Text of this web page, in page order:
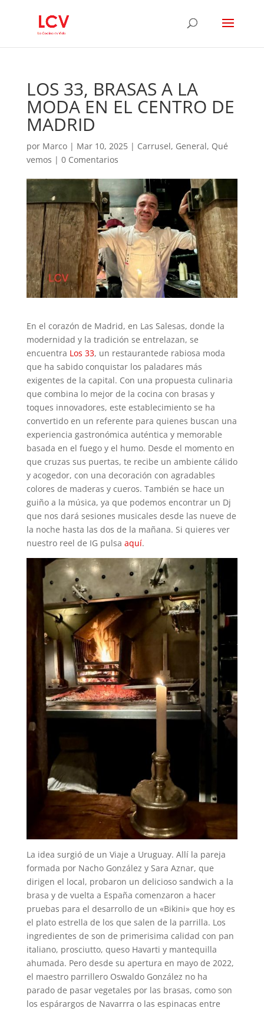
LOS 33, BRASAS A LA
MODA EN EL CENTRO DE
MADRID
por Marco| Mar 10, 2025| Carrusel, General, Qué
vemos | 0 Comentarios
En el corazón de Madrid, en Las Salesas, donde la
modernidad y la tradición se entrelazan, se
encuentra Los 33, un restaurantede rabiosa moda
que ha sabido conquistar los paladares más
exigentes de la capital. Con una propuesta culinaria
que combina lo mejor de la cocina con brasas y
toques innovadores, este establecimiento se ha
convertido en un referente para quienes buscan una
experiencia gastronómica auténtica y memorable
basada en el fuego y el humo. Desde el momento en
que cruzas sus puertas, te recibe un ambiente cálido
y acogedor, con una decoración con agradables
colores de maderas y cueros. También se hace un
guiño a la música, ya que podemos encontrar un Dj
que nos dará sesiones musicales desde las nueve de
la noche hasta las dos de la mañana. Si quieres ver
nuestro reel de IG pulsa aquí.
La idea surgió de un Viaje a Uruguay. Allí la pareja
formada por Nacho González y Sara Aznar, que
dirigen el local, probaron un delicioso sandwich a la
brasa y de vuelta a España comenzaron a hacer
pruebas para el desarrollo de un «Bikini» que hoy es
el plato estrella de los que salen de la parrilla. Los
ingredientes de son de primerisima calidad con pan
italiano, prosciutto, queso Havarti y mantequilla
ahumada. Pero desde su apertura en mayo de 2022,
el maestro parrillero Oswaldo González no ha
parado de pasar vegetales por las brasas, como son
los espárargos de Navarrra o las espinacas entre